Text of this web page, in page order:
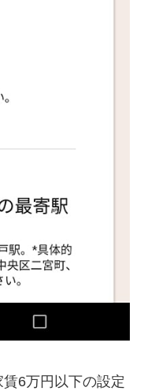
6万円以下の設定